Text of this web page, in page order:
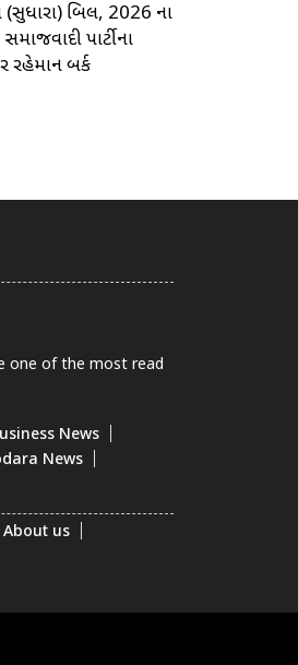
(સુધારા) બિલ, 2026 ના
પાર્ટીના
રહેમાન બર્ક
one of the most read
News
News
About us